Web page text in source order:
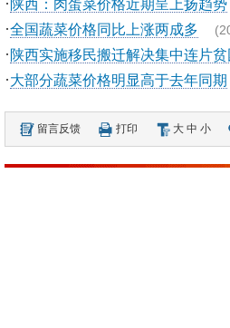
陕西：肉蛋菜价格近期呈上扬趋势
·全国蔬菜价格同比上涨两成多
·陕西实施移民搬迁解决集中连片
·大部分蔬菜价格明显高于去年同期
留言反馈 打印 大 中 小